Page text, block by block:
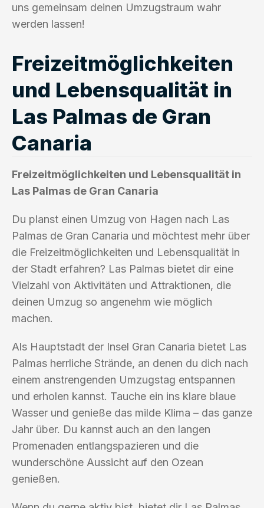
uns gemeinsam deinen Umzugstraum wahr
werden lassen!
Freizeitmöglichkeiten
und Lebensqualität in
Las Palmas de Gran
Canaria
Freizeitmöglichkeiten und Lebensqualität in
Las Palmas de Gran Canaria
Du planst einen Umzug von Hagen nach Las
Palmas de Gran Canaria und möchtest mehr über
die Freizeitmöglichkeiten und Lebensqualität in
der Stadt erfahren? Las Palmas bietet dir eine
Vielzahl von Aktivitäten und Attraktionen, die
deinen Umzug so angenehm wie möglich
machen.
Als Hauptstadt der Insel Gran Canaria bietet Las
Palmas herrliche Strände, an denen du dich nach
einem anstrengenden Umzugstag entspannen
und erholen kannst. Tauche ein ins klare blaue
Wasser und genieße das milde Klima – das ganze
Jahr über. Du kannst auch an den langen
Promenaden entlangspazieren und die
wunderschöne Aussicht auf den Ozean
genießen.